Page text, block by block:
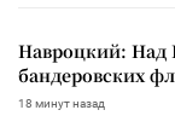
Навроцкий: Над
бандеровских
18 минут назад